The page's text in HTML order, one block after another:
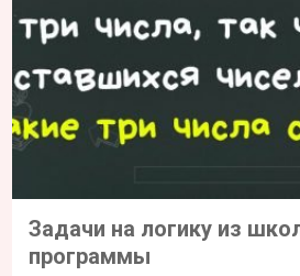
Задачи на логику из
программы